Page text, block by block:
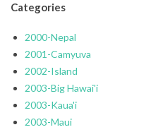
Categories
2000-Nepal
2001-Camyuva
2002-Island
2003-Big Hawai'i
2003-Kaua'i
2003-Maui